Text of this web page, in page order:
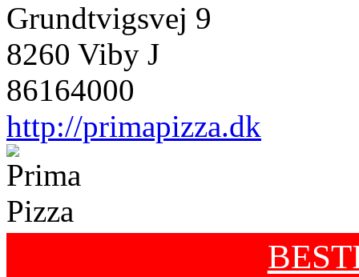
Grundtvigsvej 9
8260 Viby J
86164000
http://primapizza.dk